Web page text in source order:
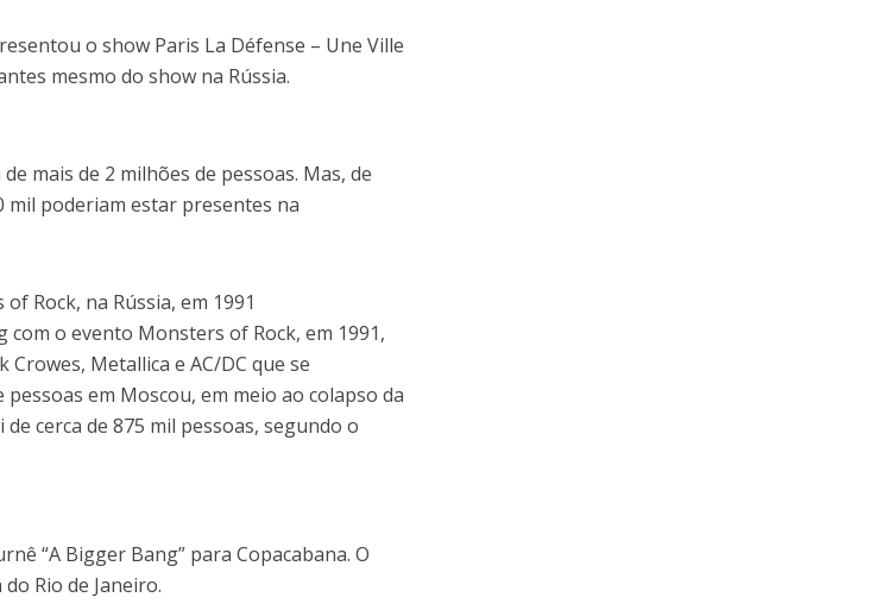
o show Paris La Défense – Une Ville
mesmo do show na Rússia.
mais de 2 milhões de pessoas. Mas, de
mil poderiam estar presentes na
Rock, na Rússia, em 1991
o evento Monsters of Rock, em 1991,
Metallica e AC/DC que se
em Moscou, em meio ao colapso da
cerca de 875 mil pessoas, segundo o
“A Bigger Bang” para Copacabana. O
Rio de Janeiro.